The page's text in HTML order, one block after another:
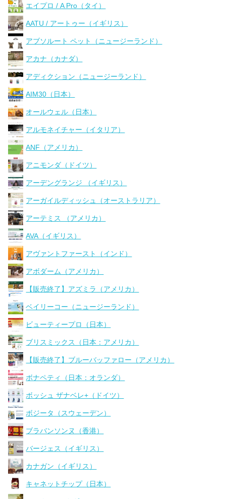
エイプロ / A Pro（タイ）
AATU / アートゥー（イギリス）
アブソルート ペット（ニュージーランド）
アカナ（カナダ）
アディクション（ニュージーランド）
AIM30（日本）
オールウェル（日本）
アルモネイチャー（イタリア）
ANF（アメリカ）
アニモンダ（ドイツ）
アーデングランジ （イギリス）
アーガイルディッシュ（オーストラリア）
アーテミス （アメリカ）
AVA（イギリス）
アヴァントファースト（インド）
アボダーム（アメリカ）
【販売終了】アズミラ（アメリカ）
ベイリーコー（ニュージーランド）
ビューティープロ（日本）
ブリスミックス（日本：アメリカ）
【販売終了】ブルーバッファロー（アメリカ）
ボナペティ（日本：オランダ）
ボッシュ ザナベレ+（ドイツ）
ボジータ（スウェーデン）
ブラバンソンヌ（香港）
バージェス（イギリス）
カナガン（イギリス）
キャネットチップ（日本）